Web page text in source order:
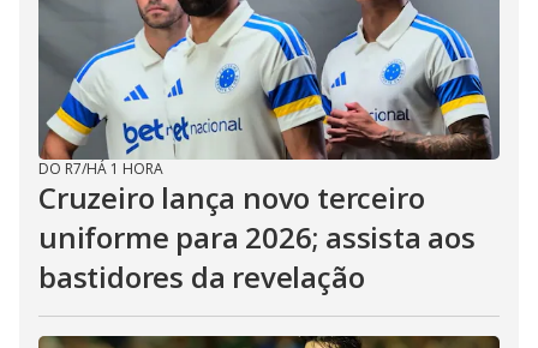
DO R7/HÁ 1 HORA
Cruzeiro lança novo terceiro
uniforme para 2026; assista aos
bastidores da revelação